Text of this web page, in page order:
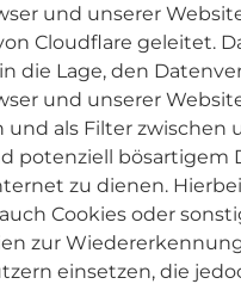
und unserer
Cloudflare geleitet.
die Lage, den
und unserer
und als Filter zwischen
potenziell bösartigem
zu dienen.
Cookies oder
zur
einsetzen, die